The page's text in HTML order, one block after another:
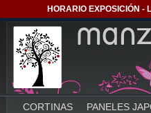
HORARIO EXPOSICIÓN
CORTINAS PANELES